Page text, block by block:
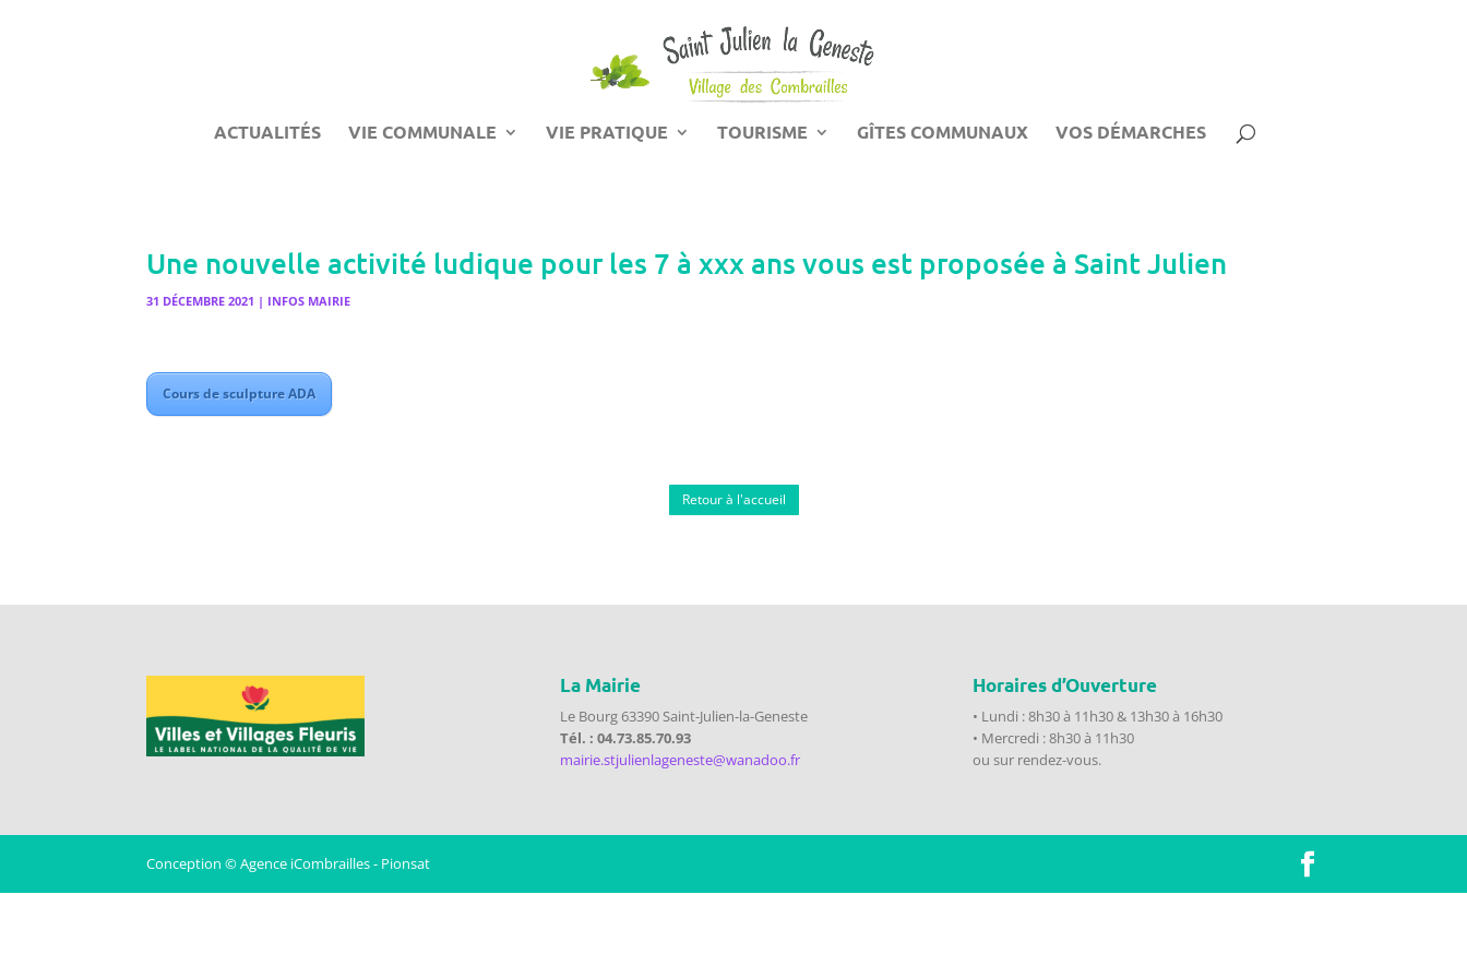
ACTUALITÉS VIE COMMUNALE VIE PRATIQUE TOURISME GÎTES COMMUNAUX VOS DÉMARCHES
Une nouvelle activité ludique pour les 7 à xxx ans vous est proposée à Saint Julien
31 DÉCEMBRE 2021 | INFOS MAIRIE
Cours de sculpture ADA
Retour à l'accueil
La Mairie
Le Bourg 63390 Saint-Julien-la-Geneste
Tél. : 04.73.85.70.93
mairie.stjulienlageneste@wanadoo.fr
Horaires d’Ouverture
• Lundi : 8h30 à 11h30 & 13h30 à 16h30
• Mercredi : 8h30 à 11h30
ou sur rendez-vous.
Conception © Agence iCombrailles - Pionsat